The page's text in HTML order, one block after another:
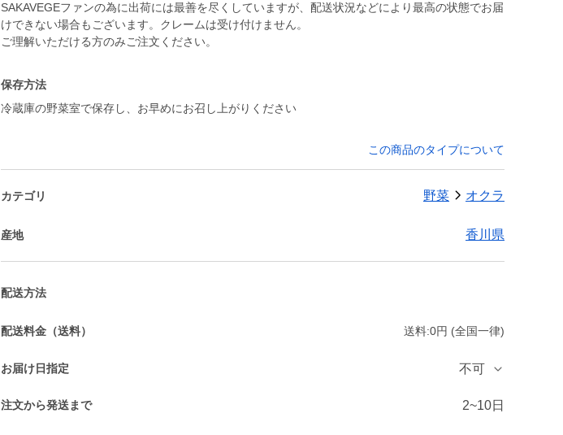
SAKAVEGEファンの為に出荷には最善を尽くしていますが、配送状況などにより最高の状態でお届
けできない場合もございます。クレームは受け付けません。
ご理解いただける方のみご注文ください。
保存方法
冷蔵庫の野菜室で保存し、お早めにお召し上がりください
この商品のタイプについて
カテゴリ 野菜 オクラ
産地 香川県
配送方法
配送料金（送料） 送料:0円 (全国一律)
お届け日指定 不可
注文から発送まで 2~10日